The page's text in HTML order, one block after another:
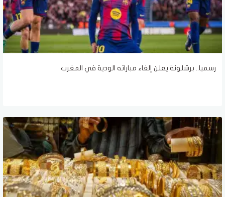
رسميا.. برشلونة يعلن إلغاء مباراته الودية في المغرب